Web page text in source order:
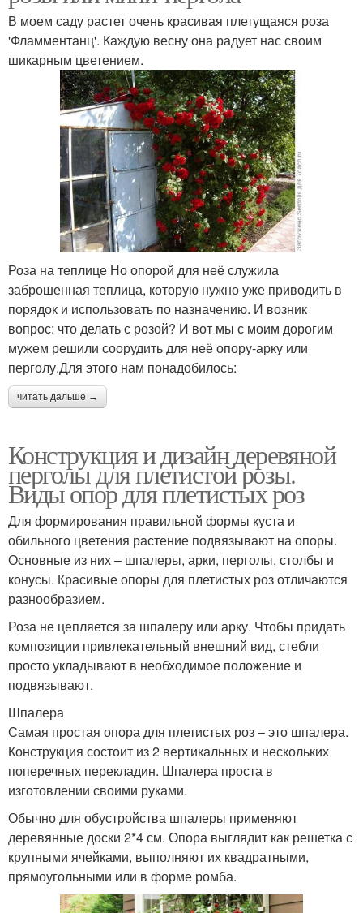
В моем саду растет очень красивая плетущаяся роза
'Фламментанц'. Каждую весну она радует нас своим
шикарным цветением.
Роза на теплице Но опорой для неё служила
заброшенная теплица, которую нужно уже приводить в
порядок и использовать по назначению. И возник
вопрос: что делать с розой? И вот мы с моим дорогим
мужем решили соорудить для неё опору-арку или
перголу.Для этого нам понадобилось:
читать дальше →
Конструкция и дизайн деревяной
перголы для плетистой розы.
Виды опор для плетистых роз
Для формирования правильной формы куста и
обильного цветения растение подвязывают на опоры.
Основные из них – шпалеры, арки, перголы, столбы и
конусы. Красивые опоры для плетистых роз отличаются
разнообразием.
Роза не цепляется за шпалеру или арку. Чтобы придать
композиции привлекательный внешний вид, стебли
просто укладывают в необходимое положение и
подвязывают.
Шпалера
Самая простая опора для плетистых роз – это шпалера.
Конструкция состоит из 2 вертикальных и нескольких
поперечных перекладин. Шпалера проста в
изготовлении своими руками.
Обычно для обустройства шпалеры применяют
деревянные доски 2*4 см. Опора выглядит как решетка с
крупными ячейками, выполняют их квадратными,
прямоугольными или в форме ромба.